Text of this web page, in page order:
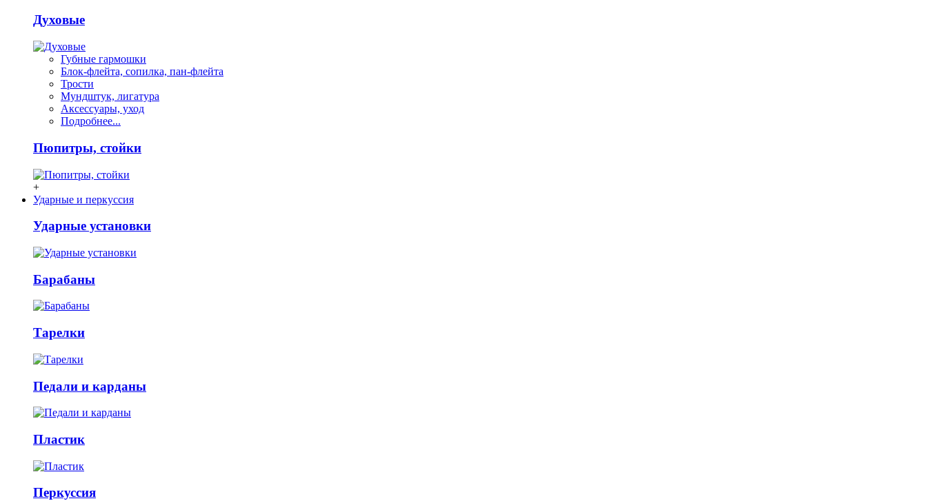
Духовые
Губные гармошки
Блок-флейта, сопилка, пан-флейта
Трости
Мундштук, лигатура
Аксессуары, уход
Подробнее...
Пюпитры, стойки
+
Ударные и перкуссия
Ударные установки
Барабаны
Тарелки
Педали и карданы
Пластик
Перкуссия